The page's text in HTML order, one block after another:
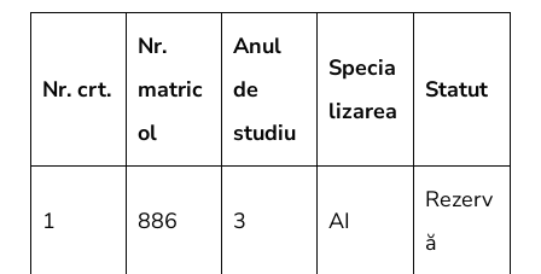
Nr. crt.
Nr.
matric
ol
Anul
de
studiu
Specia
lizarea
Statut
1 886 3 AI
Rezerv
ă